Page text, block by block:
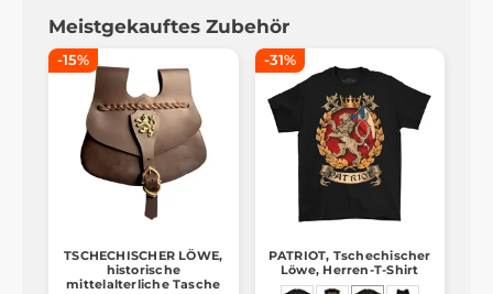
Meistgekauftes Zubehör
-15%
TSCHECHISCHER LÖWE,
historische
mittelalterliche Tasche
-31%
PATRIOT, Tschechischer
Löwe, Herren-T-Shirt